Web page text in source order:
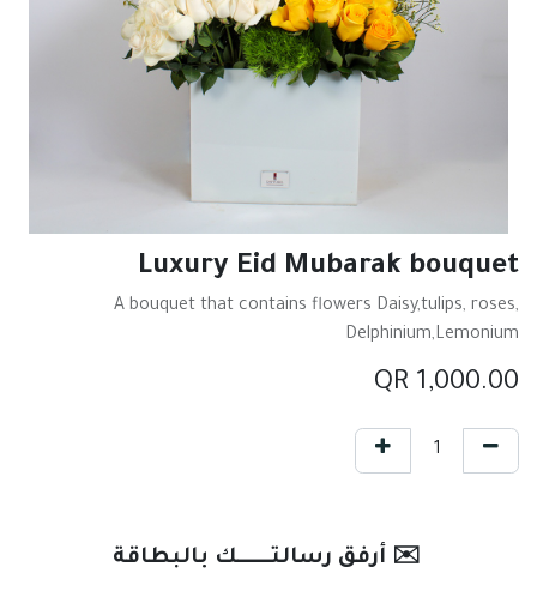
Luxury Eid Mubarak bouquet
A bouquet that contains flowers Daisy,tulips, roses,
Delphinium,Lemonium
1,000.00
✉️ أرفق رسالتـــــــك بالبطاقة